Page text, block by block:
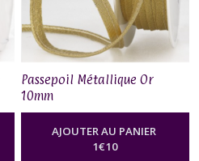
Passepoil Métallique Or
10mm
AJOUTER AU PANIER
1€10